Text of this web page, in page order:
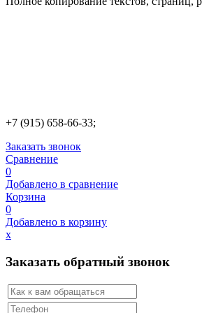
+7 (915) 658-66-33;
Заказать звонок
Сравнение
0
Добавлено в сравнение
Корзина
0
Добавлено в корзину
х
Заказать обратный звонок